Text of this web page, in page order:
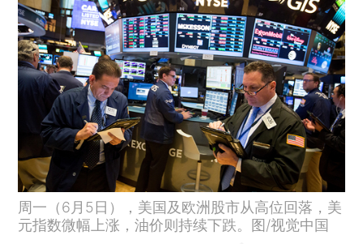
周一（6月5日），美国及欧洲股市从高位回落，美
元指数微幅上涨，油价则持续下跌。图/视觉中国